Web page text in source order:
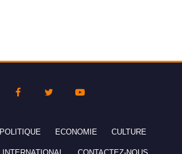
POLITIQUE ECONOMIE CULTURE